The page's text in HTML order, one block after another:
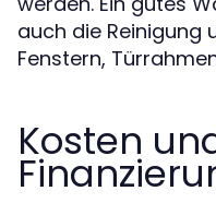
auch die Reinigung
Fenstern,
Kosten